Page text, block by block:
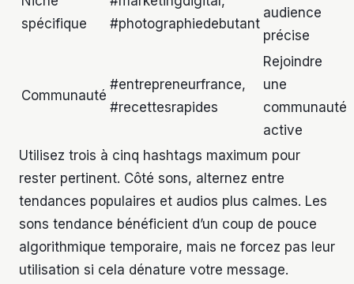
spécifique
#photographiedebutant
audience
précise
Communauté
#entrepreneurfrance,
#recettesrapides
Rejoindre
une
communauté
active
Utilisez trois à cinq hashtags maximum pour
rester pertinent. Côté sons, alternez entre
tendances populaires et audios plus calmes. Les
sons tendance bénéficient d’un coup de pouce
algorithmique temporaire, mais ne forcez pas leur
utilisation si cela dénature votre message.